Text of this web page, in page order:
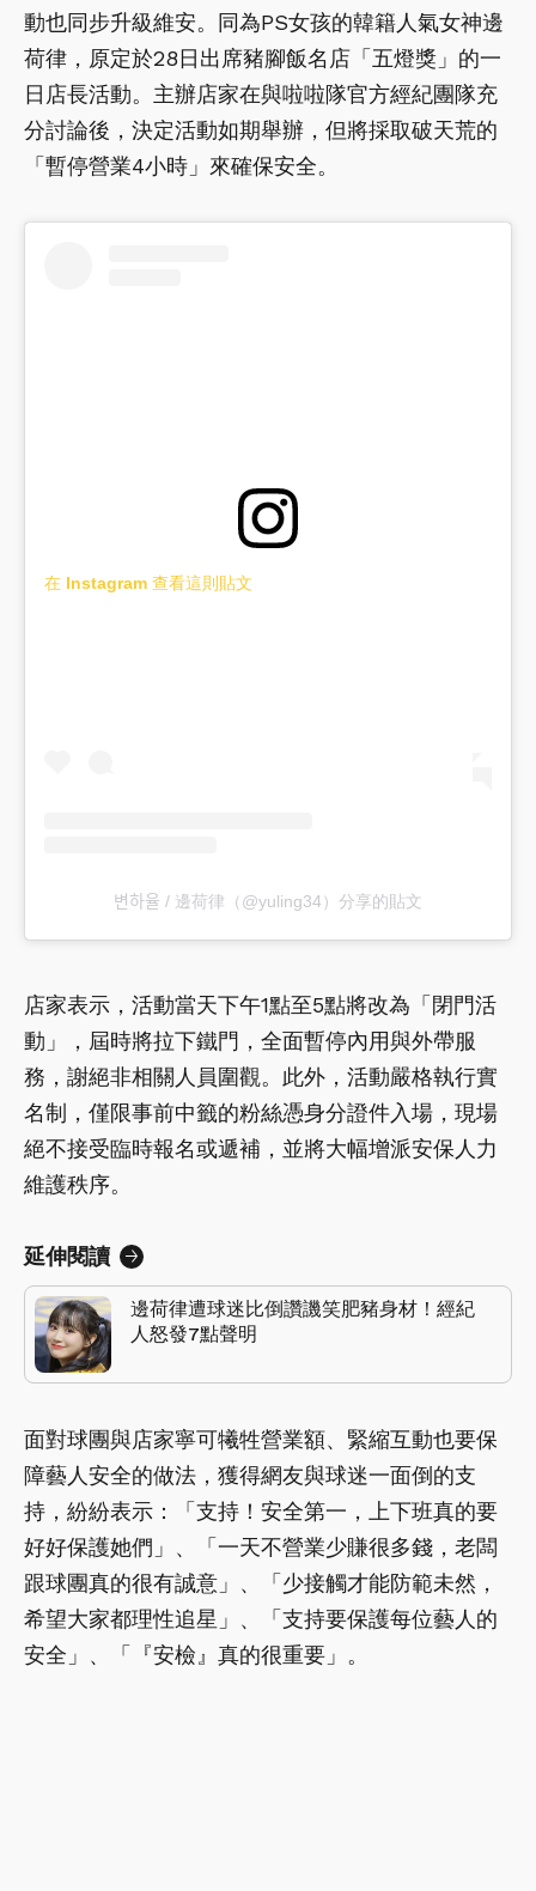
動也同步升級維安。同為PS女孩的韓籍人氣女神邊
荷律，原定於28日出席豬腳飯名店「五燈獎」的一
日店長活動。主辦店家在與啦啦隊官方經紀團隊充
分討論後，決定活動如期舉辦，但將採取破天荒的
「暫停營業4小時」來確保安全。
在 Instagram 查看這則貼文
변하율 / 邊荷律（@yuling34）分享的貼文
店家表示，活動當天下午1點至5點將改為「閉門活
動」，屆時將拉下鐵門，全面暫停內用與外帶服
務，謝絕非相關人員圍觀。此外，活動嚴格執行實
名制，僅限事前中籤的粉絲憑身分證件入場，現場
絕不接受臨時報名或遞補，並將大幅增派安保人力
維護秩序。
延伸閱讀
邊荷律遭球迷比倒讚譏笑肥豬身材！經紀
人怒發7點聲明
面對球團與店家寧可犧牲營業額、緊縮互動也要保
障藝人安全的做法，獲得網友與球迷一面倒的支
持，紛紛表示：「支持！安全第一，上下班真的要
好好保護她們」、「一天不營業少賺很多錢，老闆
跟球團真的很有誠意」、「少接觸才能防範未然，
希望大家都理性追星」、「支持要保護每位藝人的
安全」、「『安檢』真的很重要」。